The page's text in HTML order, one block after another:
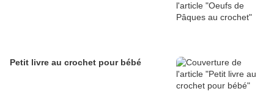
Petit livre au crochet pour bébé